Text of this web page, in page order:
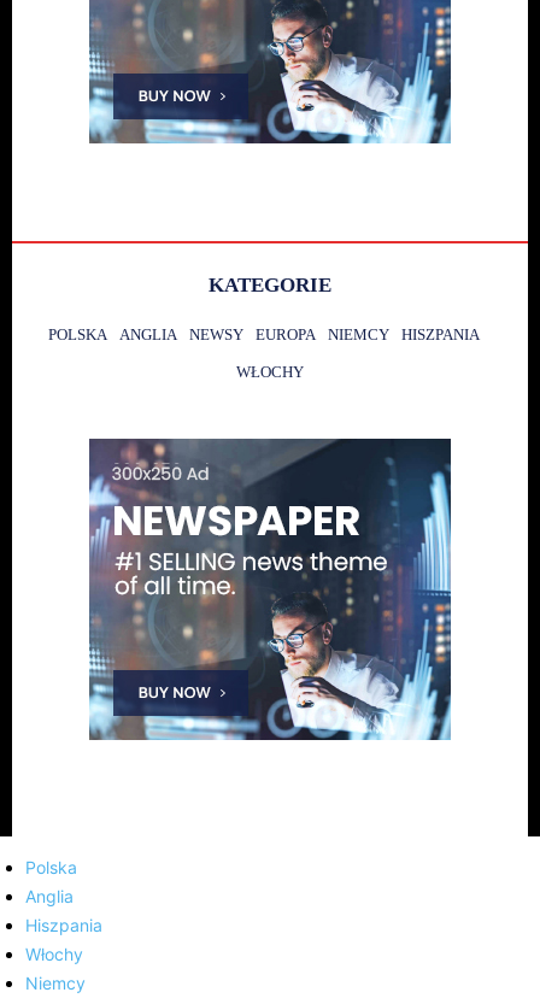
KATEGORIE
POLSKA ANGLIA NEWSY EUROPA NIEMCY HISZPANIA
WŁOCHY
Polska
Anglia
Hiszpania
Włochy
Niemcy